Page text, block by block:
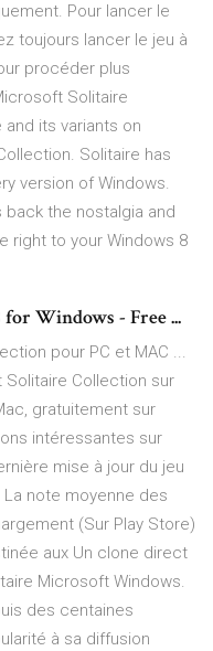
Pour lancer le
toujours lancer le jeu à
procéder plus
Solitaire
its variants on
Solitaire has
version of Windows.
the nostalgia and
right to your Windows 8
Windows - Free ...
pour PC et MAC ...
Solitaire Collection sur
gratuitement sur
intéressantes sur
mise à jour du jeu
note moyenne des
(Sur Play Store)
aux Un clone direct
Microsoft Windows.
des centaines
à sa diffusion